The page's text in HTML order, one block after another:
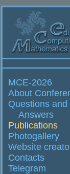
MCE-2026
About
Questions and
Answers
Publications
Photogallery
Website
Contacts
Telegram